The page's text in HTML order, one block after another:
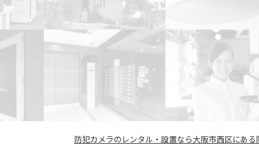
防犯カメラのレンタル・設置なら大阪市西区にある